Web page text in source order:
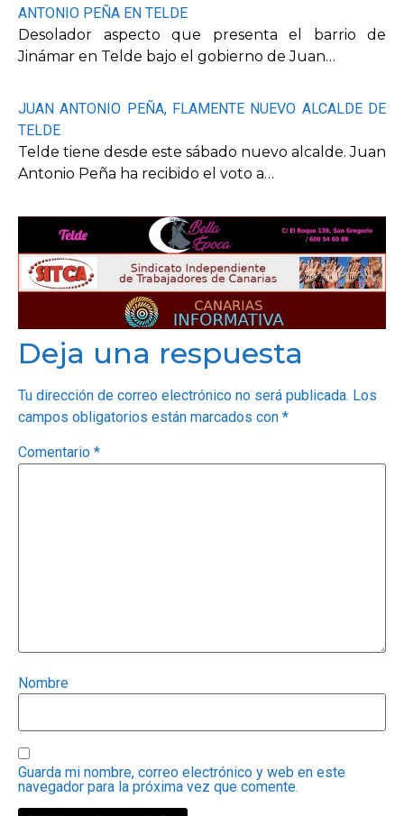
ANTONIO PEÑA EN TELDE
Desolador aspecto que presenta el barrio de
Jinámar en Telde bajo el gobierno de Juan…
JUAN ANTONIO PEÑA, FLAMENTE NUEVO ALCALDE DE
TELDE
Telde tiene desde este sábado nuevo alcalde. Juan
Antonio Peña ha recibido el voto a…
Deja una respuesta
Tu dirección de correo electrónico no será publicada. Los
campos obligatorios están marcados con *
Comentario *
Nombre
Guarda mi nombre, correo electrónico y web en este
navegador para la próxima vez que comente.